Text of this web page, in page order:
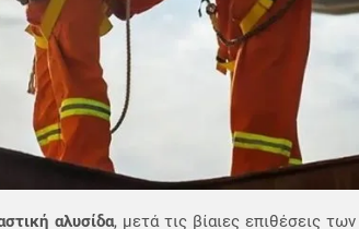
αλυσίδα, μετά τις βίαιες επιθέσεις